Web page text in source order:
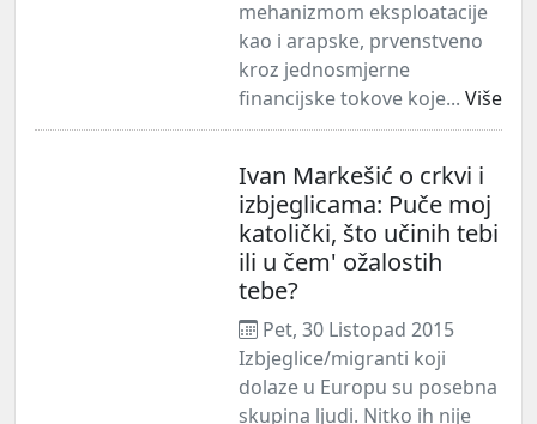
mehanizmom eksploatacije
kao i arapske, prvenstveno
kroz jednosmjerne
financijske tokove koje... Više
Ivan Markešić o crkvi i
izbjeglicama: Puče moj
katolički, što učinih tebi
ili u čem' ožalostih
tebe?
Pet, 30 Listopad 2015
Izbjeglice/migranti koji
dolaze u Europu su posebna
skupina ljudi. Nitko ih nije